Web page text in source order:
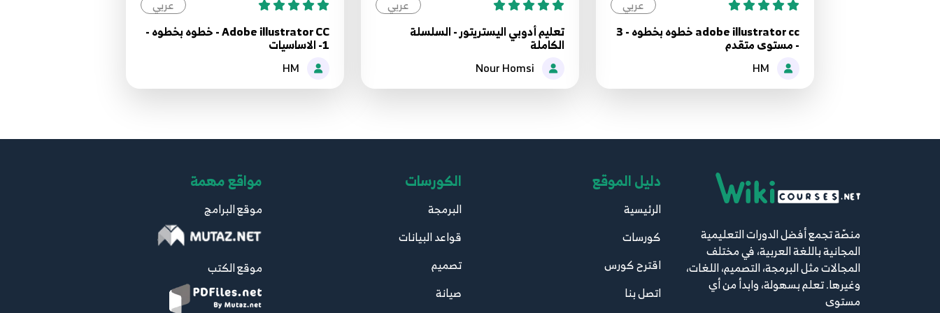
15
15.5.3 تصميم الارضيه - illustrator Backgrounds
10:59
16.5.4 تصميم عماويد الاناره - illustrator Backgrounds
17.5.5 تصميم المبانى - illustrator Backgrounds
عربي
adobe illustrator cc خطوه بخطوه - 3
- مستوى متقدم
عربي
تعليم أدوبي اليستريتور - السلسلة
الكاملة
عربي
Adobe illustrator CC - خطوه بخطوه -
1- الاساسيات
منصّة تجمع أفضل الدورات التعليمية
المجانية باللغة العربية، في مختلف
المجالات مثل البرمجة، التصميم، اللغات،
وغيرها. تعلم بسهولة، وابدأ من أي
مستوى
دليل الموقع
الرئيسية
كورسات
اقترح كورس
اتصل بنا
الكورسات
البرمجة
قواعد البيانات
تصميم
صيانة
مواقع مهمة
موقع البرامج
موقع الكتب